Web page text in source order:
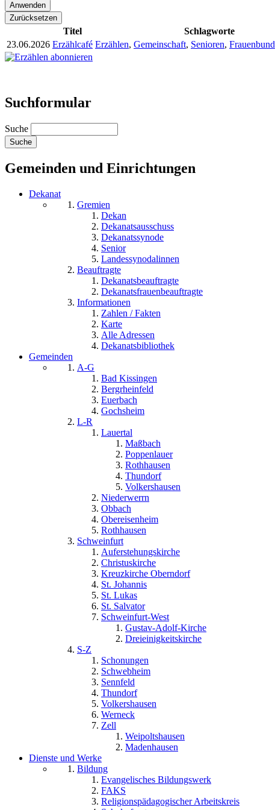
Titel Schlagworte
23.06.2026 Erzählcafé Erzählen, Gemeinschaft, Senioren, Frauenbund
Suchformular
Suche
Gemeinden und Einrichtungen
Dekanat
Gremien
Dekan
Dekanatsausschuss
Dekanatssynode
Senior
Landessynodalinnen
Beauftragte
Dekanatsbeauftragte
Dekanatsfrauenbeauftragte
Informationen
Zahlen / Fakten
Karte
Alle Adressen
Dekanatsbibliothek
Gemeinden
A-G
Bad Kissingen
Bergrheinfeld
Euerbach
Gochsheim
L-R
Lauertal
Maßbach
Poppenlauer
Rothhausen
Thundorf
Volkershausen
Niederwerrn
Obbach
Obereisenheim
Rothhausen
Schweinfurt
Auferstehungskirche
Christuskirche
Kreuzkirche Oberndorf
St. Johannis
St. Lukas
St. Salvator
Schweinfurt-West
Gustav-Adolf-Kirche
Dreieinigkeitskirche
S-Z
Schonungen
Schwebheim
Sennfeld
Thundorf
Volkershausen
Werneck
Zell
Weipoltshausen
Madenhausen
Dienste und Werke
Bildung
Evangelisches Bildungswerk
FAKS
Religionspädagogischer Arbeitskreis